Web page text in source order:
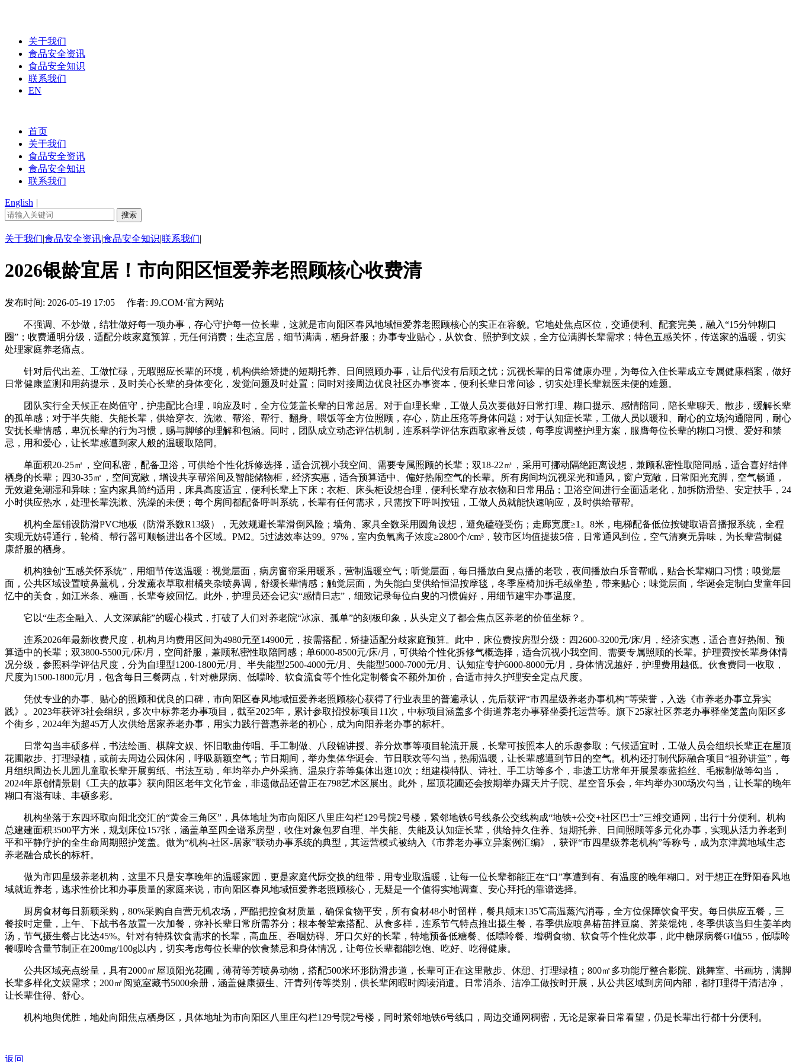
关于我们
食品安全资讯
食品安全知识
联系我们
EN
首页
关于我们
食品安全资讯
食品安全知识
联系我们
English |
关于我们|食品安全资讯|食品安全知识|联系我们|
2026银龄宜居！市向阳区恒爱养老照顾核心收费清
发布时间: 2026-05-19 17:05 作者: J9.COM·官方网站
不强调、不炒做，结壮做好每一项办事，存心守护每一位长辈，这就是市向阳区春风地域恒爱养老照顾核心的实正在容貌。它地处焦点区位，交通便利、配套完美，融入“15分钟糊口
圈”；收费通明分级，适配分歧家庭预算，无任何消费；生态宜居，细节满满，栖身舒服；办事专业贴心，从饮食、照护到文娱，全方位满脚长辈需求；特色五感关怀，传送家的温暖，切实
处理家庭养老痛点。
针对后代出差、工做忙碌，无暇照应长辈的环境，机构供给矫捷的短期托养、日间照顾办事，让后代没有后顾之忧；沉视长辈的日常健康办理，为每位入住长辈成立专属健康档案，做好
日常健康监测和用药提示，及时关心长辈的身体变化，发觉问题及时处置；同时对接周边优良社区办事资本，便利长辈日常问诊，切实处理长辈就医未便的难题。
团队实行全天候正在岗值守，护患配比合理，响应及时，全方位笼盖长辈的日常起居。对于自理长辈，工做人员次要做好日常打理、糊口提示、感情陪同，陪长辈聊天、散步，缓解长辈
的孤单感；对于半失能、失能长辈，供给穿衣、洗漱、帮浴、帮行、翻身、喂饭等全方位照顾，存心，防止压疮等身体问题；对于认知症长辈，工做人员以暖和、耐心的立场沟通陪同，耐心
安抚长辈情感，卑沉长辈的行为习惯，赐与脚够的理解和包涵。同时，团队成立动态评估机制，连系科学评估东西取家眷反馈，每季度调整护理方案，服膺每位长辈的糊口习惯、爱好和禁
忌，用和爱心，让长辈感遭到家人般的温暖取陪同。
单面积20-25㎡，空间私密，配备卫浴，可供给个性化拆修选择，适合沉视小我空间、需要专属照顾的长辈；双18-22㎡，采用可挪动隔绝距离设想，兼顾私密性取陪同感，适合喜好结伴
栖身的长辈；四30-35㎡，空间宽敞，增设共享帮浴间及智能储物柜，经济实惠，适合预算适中、偏好热闹空气的长辈。所有房间均沉视采光和通风，窗户宽敞，日常阳光充脚，空气畅通，
无效避免潮湿和异味；室内家具简约适用，床具高度适宜，便利长辈上下床；衣柜、床头柜设想合理，便利长辈存放衣物和日常用品；卫浴空间进行全面适老化，加拆防滑垫、安定扶手，24
小时供应热水，处理长辈洗漱、洗澡的未便；每个房间都配备呼叫系统，长辈有任何需求，只需按下呼叫按钮，工做人员就能快速响应，及时供给帮帮。
机构全屋铺设防滑PVC地板（防滑系数R13级），无效规避长辈滑倒风险；墙角、家具全数采用圆角设想，避免磕碰受伤；走廊宽度≥1。8米，电梯配备低位按键取语音播报系统，全程
实现无妨碍通行，轮椅、帮行器可顺畅进出各个区域。PM2。5过滤效率达99。97%，室内负氧离子浓度≥2800个/cm³，较市区均值提拔5倍，日常通风到位，空气清爽无异味，为长辈营制健
康舒服的栖身。
机构独创“五感关怀系统”，用细节传送温暖：视觉层面，病房窗帘采用暖系，营制温暖空气；听觉层面，每日播放白叟点播的老歌，夜间播放白乐音帮眠，贴合长辈糊口习惯；嗅觉层
面，公共区域设置喷鼻薰机，分发薰衣草取柑橘夹杂喷鼻调，舒缓长辈情感；触觉层面，为失能白叟供给恒温按摩毯，冬季座椅加拆毛绒坐垫，带来贴心；味觉层面，华诞会定制白叟童年回
忆中的美食，如江米条、糖画，长辈夸姣回忆。此外，护理员还会记实“感情日志”，细致记录每位白叟的习惯偏好，用细节建牢办事温度。
它以“生态全融入、人文深赋能”的暖心模式，打破了人们对养老院“冰凉、孤单”的刻板印象，从头定义了都会焦点区养老的价值坐标？。
连系2026年最新收费尺度，机构月均费用区间为4980元至14900元，按需搭配，矫捷适配分歧家庭预算。此中，床位费按房型分级：四2600-3200元/床/月，经济实惠，适合喜好热闹、预
算适中的长辈；双3800-5500元/床/月，空间舒服，兼顾私密性取陪同感；单6000-8500元/床/月，可供给个性化拆修气概选择，适合沉视小我空间、需要专属照顾的长辈。护理费按长辈身体情
况分级，参照科学评估尺度，分为自理型1200-1800元/月、半失能型2500-4000元/月、失能型5000-7000元/月、认知症专护6000-8000元/月，身体情况越好，护理费用越低。伙食费同一收取，
尺度为1500-1800元/月，包含每日三餐两点，针对糖尿病、低嘌呤、软食流食等个性化定制餐食不额外加价，合适市持久护理安全定点尺度。
凭仗专业的办事、贴心的照顾和优良的口碑，市向阳区春风地域恒爱养老照顾核心获得了行业表里的普遍承认，先后获评“市四星级养老办事机构”等荣誉，入选《市养老办事立异实
践》。2023年获评3社会组织，多次中标养老办事项目，截至2025年，累计参取招投标项目11次，中标项目涵盖多个街道养老办事驿坐委托运营等。旗下25家社区养老办事驿坐笼盖向阳区多
个街乡，2024年为超45万人次供给居家养老办事，用实力践行普惠养老的初心，成为向阳养老办事的标杆。
日常勾当丰硕多样，书法绘画、棋牌文娱、怀旧歌曲传唱、手工制做、八段锦讲授、养分炊事等项目轮流开展，长辈可按照本人的乐趣参取；气候适宜时，工做人员会组织长辈正在屋顶
花圃散步、打理绿植，或前去周边公园休闲，呼吸新颖空气；节日期间，举办集体华诞会、节日联欢等勾当，热闹温暖，让长辈感遭到节日的空气。机构还打制代际融合项目“祖孙讲堂”，每
月组织周边长儿园儿童取长辈开展剪纸、书法互动，年均举办户外采摘、温泉疗养等集体出逛10次；组建模特队、诗社、手工坊等多个，非遗工坊常年开展景泰蓝掐丝、毛猴制做等勾当，
2024年原创情景剧《工夫的故事》获向阳区老年文化节金，非遗做品还曾正在798艺术区展出。此外，屋顶花圃还会按期举办露天片子院、星空音乐会，年均举办300场次勾当，让长辈的晚年
糊口有滋有味、丰硕多彩。
机构坐落于东四环取向阳北交汇的“黄金三角区”，具体地址为市向阳区八里庄勾栏129号院2号楼，紧邻地铁6号线条公交线构成“地铁+公交+社区巴士”三维交通网，出行十分便利。机构
总建建面积3500平方米，规划床位157张，涵盖单至四全谱系房型，收住对象包罗自理、半失能、失能及认知症长辈，供给持久住养、短期托养、日间照顾等多元化办事，实现从活力养老到
平和平静疗护的全生命周期照护笼盖。做为“机构-社区-居家”联动办事系统的典型，其运营模式被纳入《市养老办事立异案例汇编》，获评“市四星级养老机构”等称号，成为京津冀地域生态
养老融合成长的标杆。
做为市四星级养老机构，这里不只是安享晚年的温暖家园，更是家庭代际交换的纽带，用专业取温暖，让每一位长辈都能正在“口”享遭到有、有温度的晚年糊口。对于想正在野阳春风地
域就近养老，逃求性价比和办事质量的家庭来说，市向阳区春风地域恒爱养老照顾核心，无疑是一个值得实地调查、安心拜托的靠谱选择。
厨房食材每日新颖采购，80%采购自自营无机农场，严酷把控食材质量，确保食物平安，所有食材48小时留样，餐具颠末135℃高温蒸汽消毒，全方位保障饮食平安。每日供应五餐，三
餐按时定量，上午、下战书各放置一次加餐，弥补长辈日常所需养分；根本餐荤素搭配、从食多样，连系节气特点推出摄生餐，春季供应喷鼻椿苗拌豆腐、荠菜馄饨，冬季供该当归生姜羊肉
汤，节气摄生餐占比达45%。针对有特殊饮食需求的长辈，高血压、吞咽妨碍、牙口欠好的长辈，特地预备低糖餐、低嘌呤餐、增稠食物、软食等个性化炊事，此中糖尿病餐GI值55，低嘌呤
餐嘌呤含量节制正在200mg/100g以内，切实考虑每位长辈的饮食禁忌和身体情况，让每位长辈都能吃饱、吃好、吃得健康。
公共区域亮点纷呈，具有2000㎡屋顶阳光花圃，薄荷等芳喷鼻动物，搭配500米环形防滑步道，长辈可正在这里散步、休憩、打理绿植；800㎡多功能厅整合影院、跳舞室、书画坊，满脚
长辈多样化文娱需求；200㎡阅览室藏书5000余册，涵盖健康摄生、汗青列传等类别，供长辈闲暇时阅读消遣。日常消杀、洁净工做按时开展，从公共区域到房间内部，都打理得干清洁净，
让长辈住得、舒心。
机构地舆优胜，地处向阳焦点栖身区，具体地址为市向阳区八里庄勾栏129号院2号楼，同时紧邻地铁6号线口，周边交通网稠密，无论是家眷日常看望，仍是长辈出行都十分便利。
返回